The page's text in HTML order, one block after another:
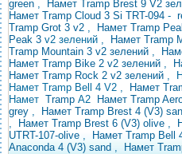
green , Намет Tramp Brest 9 V2
Намет Tramp Cloud 3 Si TRT-094 -
Tramp Grot 3 v2 , Намет Tramp
Peak 3 v2 зелений , Намет Tramp
Tramp Mountain 3 v2 зелений ,
Намет Tramp Bike 2 v2 зелений ,
Намет Tramp Rock 2 v2 зелений ,
Намет Tramp Bell 4 V2 , Намет
Намет Tramp A2 Намет Tramp
grey , Намет Tramp Brest 4 (V3)
,
Намет Tramp Brest 6 (V3) olive ,
UTRT-107-olive , Намет Tramp Bell
Anaconda 4 (V3) sand , Намет